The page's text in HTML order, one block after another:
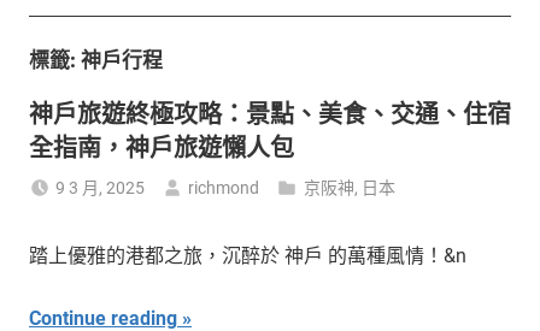
標籤: 神戶行程
神戶旅遊終極攻略：景點、美食、交通、住宿
全指南，神戶旅遊懶人包
9 3 月, 2025 richmond 京阪神, 日本
踏上優雅的港都之旅，沉醉於 神戶 的萬種風情！&n
Continue reading